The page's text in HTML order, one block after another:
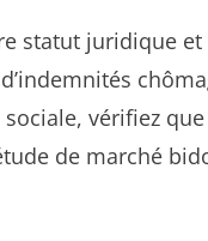
statut juridique
vérifiez
de marché